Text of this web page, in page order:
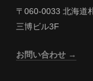
〒060-0033 北海道
三博ビル3F
お問い合わせ →